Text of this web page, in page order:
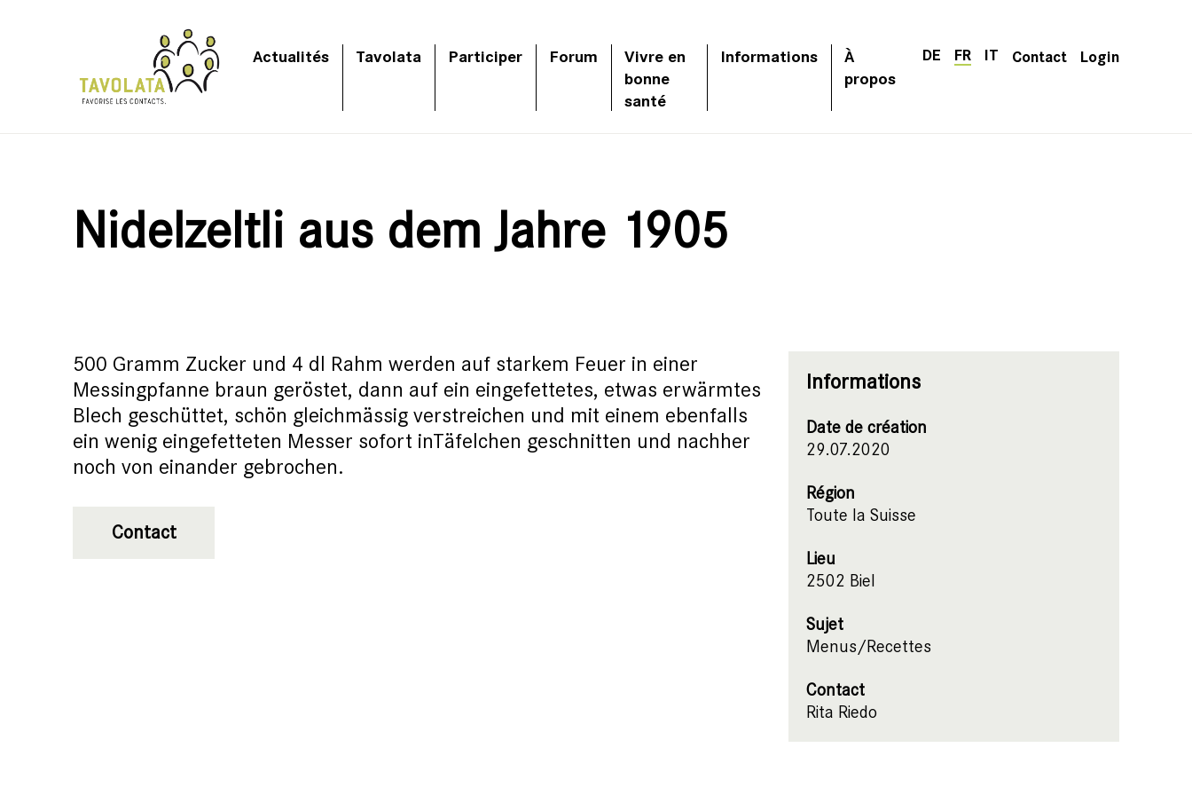
Actualités Tavolata Participer Forum
Vivre en
bonne
santé
Informations
À
propos
DE FR IT Contact Login
Nidelzeltli aus dem Jahre 1905
500 Gramm Zucker und 4 dl Rahm werden auf starkem Feuer in einer
Messingpfanne braun geröstet, dann auf ein eingefettetes, etwas erwärmtes
Blech geschüttet, schön gleichmässig verstreichen und mit einem ebenfalls
ein wenig eingefetteten Messer sofort inTäfelchen geschnitten und nachher
noch von einander gebrochen.
Contact
Informations
Date de création
29.07.2020
Région
Toute la Suisse
Lieu
2502 Biel
Sujet
Menus/Recettes
Contact
Rita Riedo